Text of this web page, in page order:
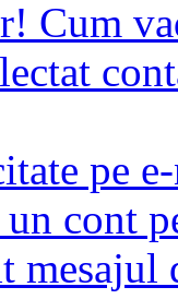
Cum
pe
cont
mesajul